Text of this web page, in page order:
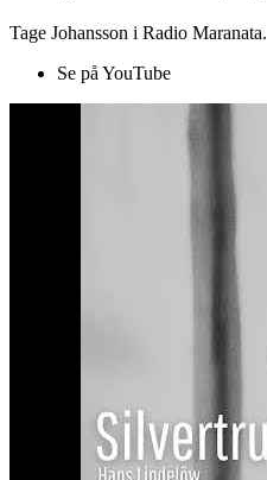
Tage Johansson i Radio Maranata.
Se på YouTube